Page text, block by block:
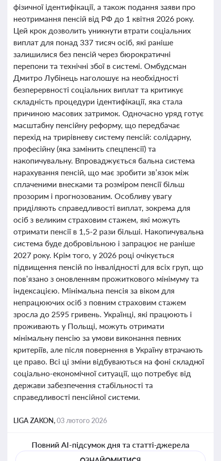
фізичної ідентифікації, а також подання заяви про
неотримання пенсій від РФ до 1 квітня 2026 року.
Цей крок дозволить уникнути втрати соціальних
виплат для понад 337 тисяч осіб, які раніше
залишилися без пенсій через бюрократичні
перепони та технічні збої в системі. Омбудсман
Дмитро Лубінець наголошує на необхідності
безперервності соціальних виплат та критикує
складність процедури ідентифікації, яка стала
причиною масових затримок. Одночасно уряд готує
масштабну пенсійну реформу, що передбачає
перехід на трирівневу систему пенсій: солідарну,
професійну (яка замінить спецпенсії) та
накопичувальну. Впроваджується бальна система
нарахування пенсій, що має зробити зв’язок між
сплаченими внесками та розміром пенсії більш
прозорим і прогнозованим. Особливу увагу
приділяють справедливості виплат, зокрема для
осіб з великим страховим стажем, які можуть
отримати пенсії в 1,5-2 рази більші. Накопичувальна
система буде добровільною і запрацює не раніше
2027 року. Крім того, у 2026 році очікується
підвищення пенсій по інвалідності для всіх груп, що
пов’язано з оновленням прожиткового мінімуму та
індексацією. Мінімальна пенсія за віком для
непрацюючих осіб з повним страховим стажем
зросла до 2595 гривень. Українці, які працюють і
проживають у Польщі, можуть отримати
мінімальну пенсію за умови виконання певних
критеріїв, але після повернення в Україну втрачають
це право. Всі ці зміни відбуваються на фоні складної
соціально-економічної ситуації, що потребує від
держави забезпечення стабільності та
справедливості пенсійної системи.
LIGA ZAKON,03 лютого 2026
Повний AI-підсумок дня та статті-джерела